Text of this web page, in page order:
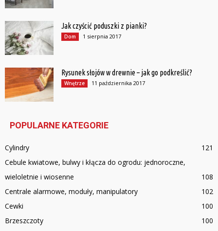
Jak czyścić poduszki z pianki?
Dom 1 sierpnia 2017
Rysunek słojów w drewnie – jak go podkreślić?
Wnętrze 11 października 2017
POPULARNE KATEGORIE
Cylindry
121
Cebule kwiatowe, bulwy i kłącza do ogrodu: jednoroczne,
wieloletnie i wiosenne
108
Centrale alarmowe, moduły, manipulatory
102
Cewki
100
Brzeszczoty
100